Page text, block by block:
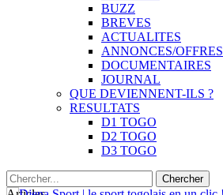
BUZZ
BREVES
ACTUALITES
ANNONCES/OFFRES
DOCUMENTAIRES
JOURNAL
QUE DEVIENNENT-ILS ?
RESULTATS
D1 TOGO
D2 TOGO
D3 TOGO